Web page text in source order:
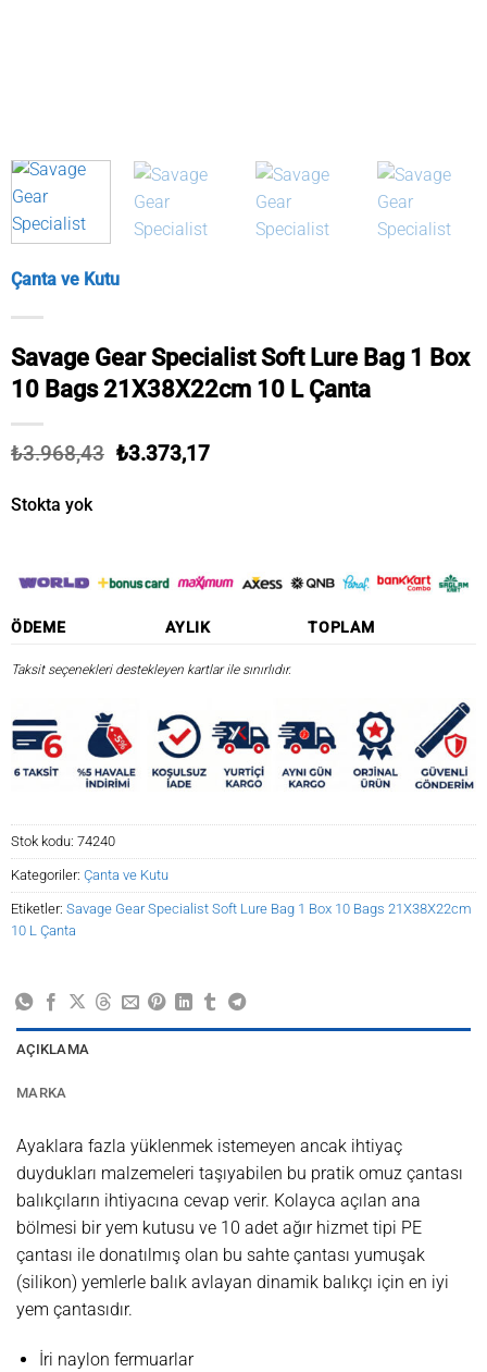
Çanta ve Kutu
Savage Gear Specialist Soft Lure Bag 1 Box
10 Bags 21X38X22cm 10 L Çanta
₺3.968,43 Orijinal
₺3.373,17Şu
Stokta yok
ÖDEME AYLIK TOPLAM
Taksit seçenekleri destekleyen kartlar ile sınırlıdır.
Stok kodu: 74240
Kategoriler: Çanta ve Kutu
Etiketler: Savage Gear Specialist Soft Lure Bag 1 Box 10 Bags 21X38X22cm
10 L Çanta
AÇIKLAMA
MARKA
Ayaklara fazla yüklenmek istemeyen ancak ihtiyaç
duydukları malzemeleri taşıyabilen bu pratik omuz çantası
balıkçıların ihtiyacına cevap verir. Kolayca açılan ana
bölmesi bir yem kutusu ve 10 adet ağır hizmet tipi PE
çantası ile donatılmış olan bu sahte çantası yumuşak
(silikon) yemlerle balık avlayan dinamik balıkçı için en iyi
yem çantasıdır.
İri naylon fermuarlar